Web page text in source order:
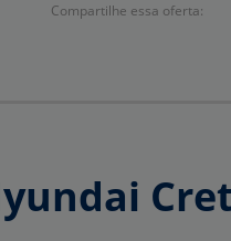
Compartilhe essa oferta: